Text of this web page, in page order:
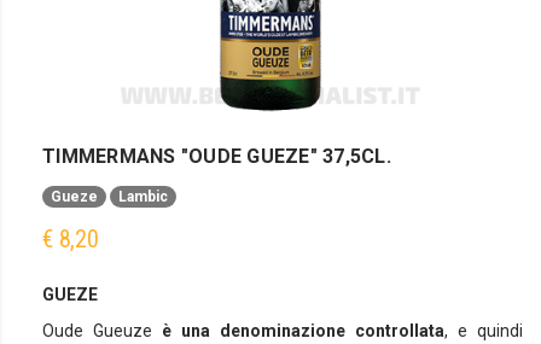
TIMMERMANS "OUDE GUEZE" 37,5CL.
Gueze Lambic
€ 8,20
GUEZE
Oude Gueuze è una denominazione controllata, e quindi